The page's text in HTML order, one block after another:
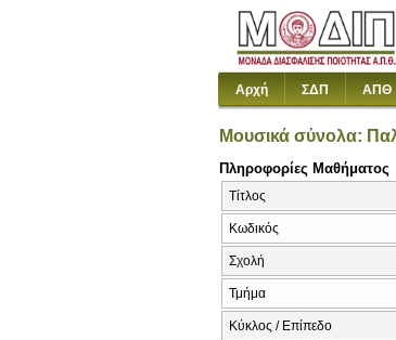
Αρχή ΣΔΠ ΑΠΘ
Μουσικά σύνολα:
Πληροφορίες Μαθήματος
Τίτλος
Κωδικός
Σχολή
Τμήμα
Κύκλος / Επίπεδο